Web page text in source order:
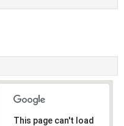
This page can't load